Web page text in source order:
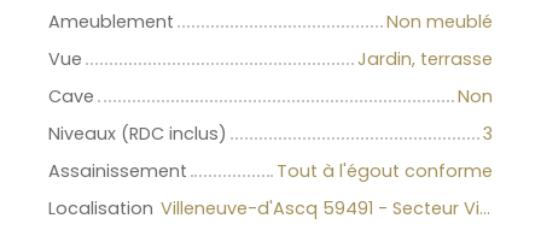
Ameublement
Non meublé
Vue
Jardin, terrasse
Cave
Non
Niveaux (RDC inclus)
3
Assainissement
Tout à l'égout conforme
Localisation
Villeneuve-d'Ascq 59491 - Secteur Villeneuve d'Ascq